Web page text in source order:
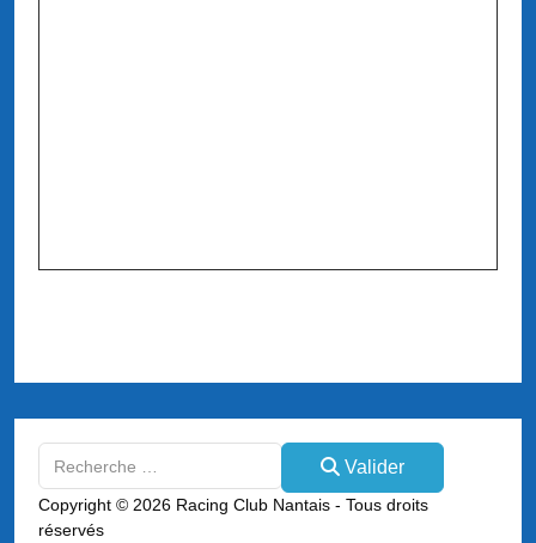
Type 2 or more characters for results.
Valider
Copyright © 2026 Racing Club Nantais - Tous droits
réservés